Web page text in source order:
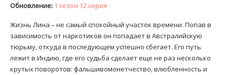
Обновление: 1 сезон 12 серия
Жизнь Лина – не самый спокойный участок времени. Попав в
зависимость от наркотиков он попадает в Австралийскую
тюрьму, откуда в последующем успешно сбегает. Его путь
лежит в Индию, где его судьба сделает еще не раз несколько
крутых поворотов: фальшивомонетчество, влюбленность и